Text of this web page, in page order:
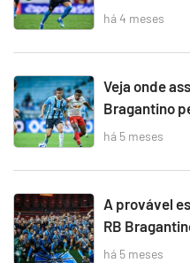
há 4 meses
Veja onde
Bragantino
há 5 meses
A provável
RB
há 5 meses